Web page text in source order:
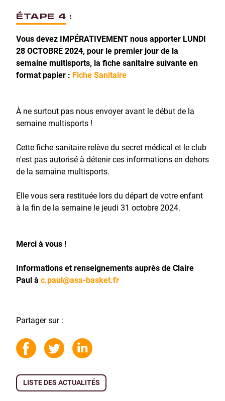
ÉTAPE 4 :
Vous devez IMPÉRATIVEMENT nous apporter LUNDI
28 OCTOBRE 2024, pour le premier jour de la
semaine multisports, la fiche sanitaire suivante en
format papier : Fiche Sanitaire
À ne surtout pas nous envoyer avant le début de la
semaine multisports !
Cette fiche sanitaire relève du secret médical et le club
n'est pas autorisé à détenir ces informations en dehors
de la semaine multisports.
Elle vous sera restituée lors du départ de votre enfant
à la fin de la semaine le jeudi 31 octobre 2024.
Merci à vous !
Informations et renseignements auprès de Claire
Paul à c.paul@asa-basket.fr
Partager sur :
LISTE DES ACTUALITÉS